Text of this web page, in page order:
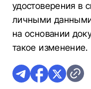
удостоверения в
личными
на основании
такое изменение.